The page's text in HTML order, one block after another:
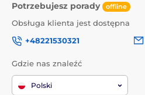
Potrzebujesz porady offline
Obsługa klienta jest dostępna
+48221530321
Gdzie nas znaleźć
Polski